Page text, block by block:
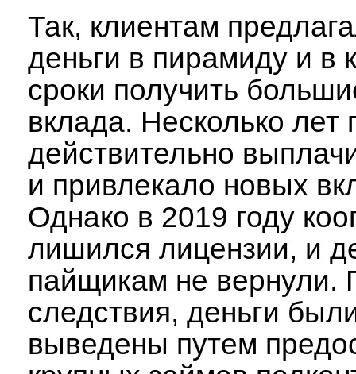
Так, клиентам
деньги в пирамиду и в
сроки получить
вклада. Несколько лет
действительно
и привлекало новых
Однако в 2019 году
лишился лицензии, и
пайщикам не вернули.
следствия, деньги
выведены путем